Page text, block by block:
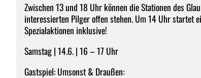
Zwischen 13 und 18 Uhr können die Stationen des
interessierten Pilger offen stehen. Um 14 Uhr startet
Spezialaktionen inklusive!
Samstag | 14.6. | 16 – 17 Uhr
Gastspiel: Umsonst & Draußen: